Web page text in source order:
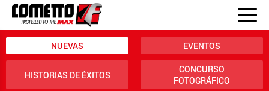
NUEVAS EVENTOS
HISTORIAS DE ÉXITOS
CONCURSO
FOTOGRÁFICO